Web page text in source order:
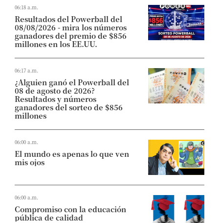
06:18 a.m.
Resultados del Powerball del
08/08/2026 - mira los números
ganadores del premio de $856
millones en los EE.UU.
06:17 a.m.
¿Alguien ganó el Powerball del
08 de agosto de 2026?
Resultados y números
ganadores del sorteo de $856
millones
06:00 a.m.
El mundo es apenas lo que ven
mis ojos
06:00 a.m.
Compromiso con la educación
pública de calidad